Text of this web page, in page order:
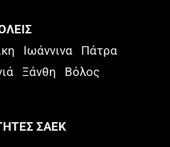
Ιωάννινα
Πάτρα
Ξάνθη Βόλος
ΣΑΕΚ